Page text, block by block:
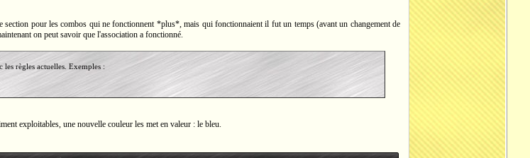
section pour les combos qui ne fonctionnent *plus*, mais qui fonctionnaient il fut un temps (avant un changement de
on peut savoir que l'association a fonctionné.
règles actuelles. Exemples :
exploitables, une nouvelle couleur les met en valeur : le bleu.